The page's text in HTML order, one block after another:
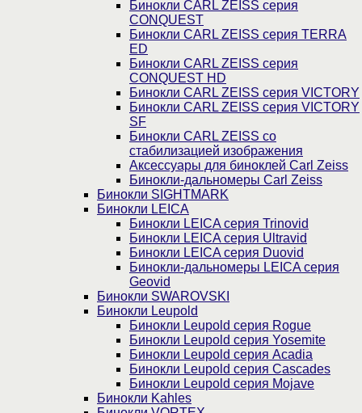
Бинокли CARL ZEISS серия
CONQUEST
Бинокли CARL ZEISS серия TERRA
ED
Бинокли CARL ZEISS серия
CONQUEST HD
Бинокли CARL ZEISS серия VICTORY
Бинокли CARL ZEISS серия VICTORY
SF
Бинокли CARL ZEISS со
стабилизацией изображения
Аксессуары для биноклей Carl Zeiss
Бинокли-дальномеры Carl Zeiss
Бинокли SIGHTMARK
Бинокли LEICA
Бинокли LEICA серия Trinovid
Бинокли LEICA серия Ultravid
Бинокли LEICA серия Duovid
Бинокли-дальномеры LEICA серия
Geovid
Бинокли SWAROVSKI
Бинокли Leupold
Бинокли Leupold серия Rogue
Бинокли Leupold серия Yosemite
Бинокли Leupold серия Acadia
Бинокли Leupold серия Cascades
Бинокли Leupold серия Mojave
Бинокли Kahles